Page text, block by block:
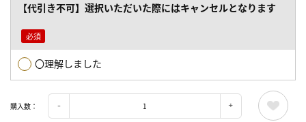
【代引き不可】選択いただいた際にはキャンセルとなります
〇理解しました
購入数：